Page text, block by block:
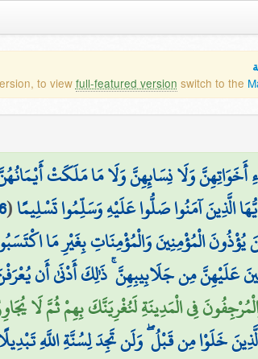
to view full-featured version switch to the
أَخَوَاتِهِنَّ وَلَا نِسَائِهِنَّ وَلَا مَا مَلَكَتْ
الَّذِينَ آمَنُوا صَلُّوا عَلَيْهِ وَسَلِّمُوا تَسْلِيمًا(
يُؤْذُونَ الْمُؤْمِنِينَ وَالْمُؤْمِنَاتِ بِغَيْرِ مَا
عَلَيْهِنَّ مِن جَلَابِيبِهِنَّ ۚ ذَٰلِكَ أَدْنَىٰ أَن
فِي الْمَدِينَةِ لَنُغْرِيَنَّكَ بِهِمْ ثُمَّ لَا
خَلَوْا مِن قَبْلُ ۖ وَلَن تَجِدَ لِسُنَّةِ اللَّهِ